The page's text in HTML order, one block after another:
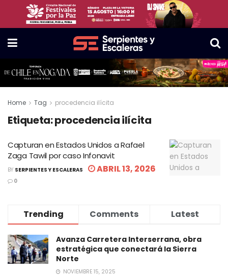
Home Tag procedencia ilícita
Etiqueta:procedencia ilícita
Capturan en Estados Unidos a Rafael
Zaga Tawil por caso Infonavit
BY SERPIENTES Y ESCALERAS ABRIL 13, 2026
0
Trending Comments Latest
Avanza Carretera Interserrana, obra
estratégica que conectará la Sierra
Norte
NOVIEMBRE 15, 2025